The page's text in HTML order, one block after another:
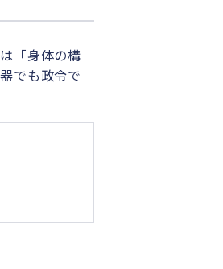
「身体の構
でも政令で